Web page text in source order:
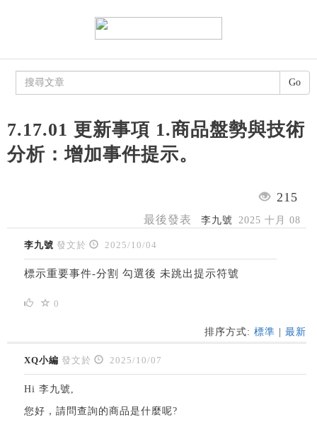
7.17.01 更新事項 1.商品盤勢與技術
分析：增加事件提示。
215
最後發表 李九號 2025 十月 08
李九號 發文於 2025/10/04
標示重要事件-分割 勾選後 未跳出提示符號
0
排序方式: 標準 最新
XQ小編 發文於 2025/10/07
Hi 李九號,
您好，請問查詢的商品是什麼呢?
Go